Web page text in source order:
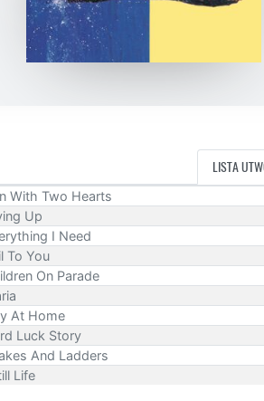
LISTA
With Two Hearts
Up
I Need
To You
On Parade
At Home
Luck Story
And Ladders
Life